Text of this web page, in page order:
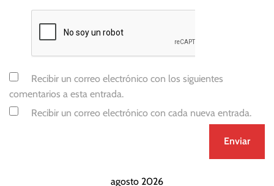
Recibir un correo electrónico con los siguientes
comentarios a esta entrada.
Recibir un correo electrónico con cada nueva entrada.
agosto 2026